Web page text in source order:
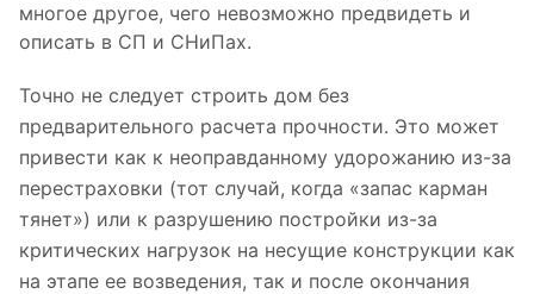
многое другое, чего невозможно предвидеть и
описать в СП и СНиПах.
Точно не следует строить дом без
предварительного расчета прочности. Это может
привести как к неоправданному удорожанию из-за
перестраховки (тот случай, когда «запас карман
тянет») или к разрушению постройки из-за
критических нагрузок на несущие конструкции как
на этапе ее возведения, так и после окончания